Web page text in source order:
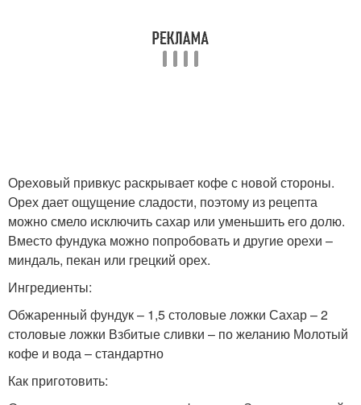
Ореховый привкус раскрывает кофе с новой стороны.
Орех дает ощущение сладости, поэтому из рецепта
можно смело исключить сахар или уменьшить его долю.
Вместо фундука можно попробовать и другие орехи –
миндаль, пекан или грецкий орех.
Ингредиенты:
Обжаренный фундук – 1,5 столовые ложки Сахар – 2
столовые ложки Взбитые сливки – по желанию Молотый
кофе и вода – стандартно
Как приготовить: